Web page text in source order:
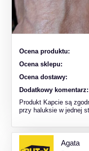
Ocena produktu:
Ocena sklepu:
Ocena dostawy:
Dodatkowy komentarz:
Produkt Kapcie są
przy haluksie w jednej
Agata